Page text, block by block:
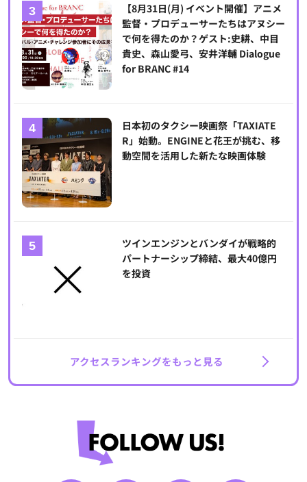
【8月31日(月) イベント開催】アニメ
監督・プロデューサーたちはアヌシー
で何を得たのか？ゲスト:史耕、中目
貴史、森山愛弓、安井洋輔 Dialogue
for BRANC #14
日本初のタクシー映画祭「TAXIATE
R」始動。ENGINEと花王が挑む、移
動空間を活用した新たな映画体験
ツインエンジンとバンダイが戦略的
パートナーシップ締結、最大40億円
を投資
アクセスランキングをもっと見る